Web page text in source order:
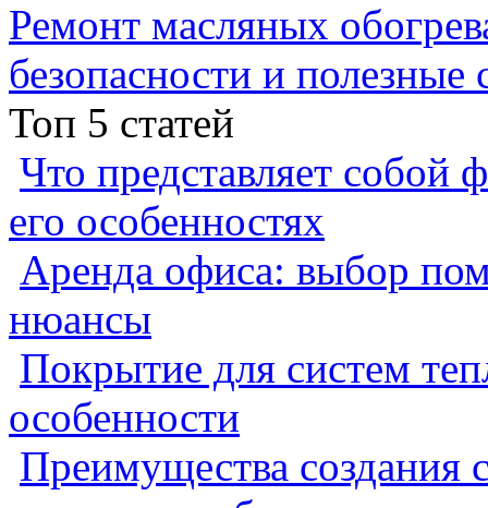
Ремонт масляных
безопасности и полезные
Топ 5 статей
Что представляет собой
его особенностях
Аренда офиса: выбор
нюансы
Покрытие для систем
особенности
Преимущества создания